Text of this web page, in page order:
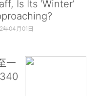
Is Its ‘Winter’
年04月01日
一